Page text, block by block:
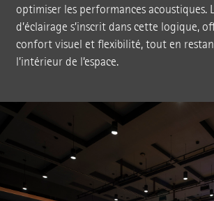
optimiser les performances acoustiques.
d’éclairage s’inscrit dans cette logique,
confort visuel et flexibilité, tout en
l’intérieur de l’espace.